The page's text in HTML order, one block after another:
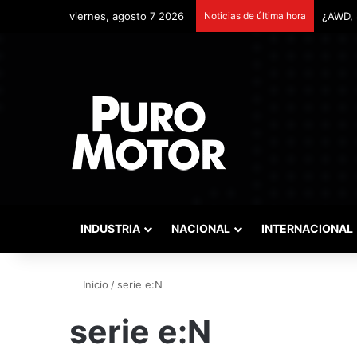
viernes, agosto 7 2026 Noticias de última hora
INDUSTRIA NACIONAL INTERNACIONAL
Inicio / serie e:N
serie e:N